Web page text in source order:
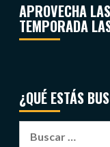
APROVECHA
TEMPORADA
¿QUÉ ESTÁS